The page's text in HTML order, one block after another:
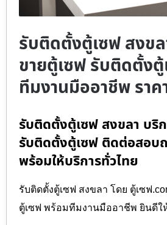
รับติดตั้งตู้เซฟ สงขล
ขายตู้เซฟ รับติดตั้ง
ทีมงานมืออาชีพ ราค
รับติดตั้งตู้เซฟ สงขลา บริ
รับติดตั้งตู้เซฟ ติดต่อสอบ
พร้อมให้บริการทั่วไทย
รับติดตั้งตู้เซฟ สงขลา โดย ตู้เซฟ
ตู้เซฟ พร้อมทีมงานมืออาชีพ ยินดีใ